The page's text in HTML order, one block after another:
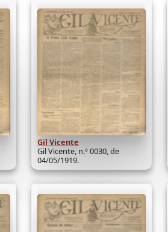
Gil Vicente
Gil Vicente, n.º 0030, de
04/05/1919.